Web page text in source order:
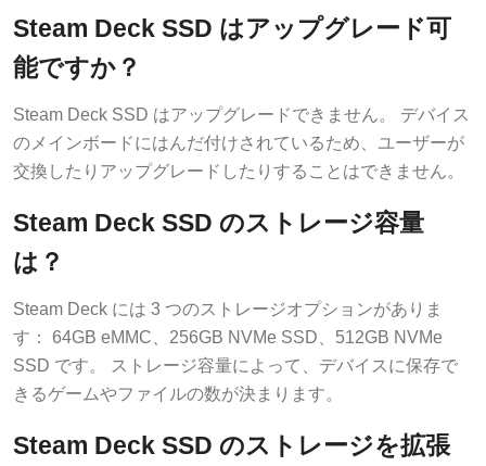
Steam Deck SSD はアップグレード可
能ですか？
Steam Deck SSD はアップグレードできません。 デバイス
のメインボードにはんだ付けされているため、ユーザーが
交換したりアップグレードしたりすることはできません。
Steam Deck SSD のストレージ容量
は？
Steam Deck には 3 つのストレージオプションがありま
す： 64GB eMMC、256GB NVMe SSD、512GB NVMe
SSD です。 ストレージ容量によって、デバイスに保存で
きるゲームやファイルの数が決まります。
Steam Deck SSD のストレージを拡張